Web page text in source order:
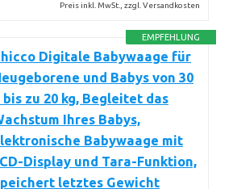
Preis inkl. MwSt., zzgl. Versandkosten
EMPFEHLUNG
Digitale Babywaage für
und Babys von 30
bis zu 20 kg, Begleitet das
Ihres Babys,
Babywaage mit
Display und Tara-Funktion,
letztes Gewicht